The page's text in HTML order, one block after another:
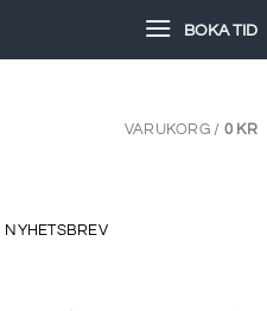
BOKA TID
VARUKORG / 0 KR
NYHETSBREV